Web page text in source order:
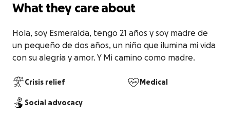
What they care about
Hola, soy Esmeralda, tengo 21 años y soy madre de
un pequeño de dos años, un niño que ilumina mi vida
con su alegría y amor. Y Mi camino como madre.
Crisis relief Medical
Social advocacy